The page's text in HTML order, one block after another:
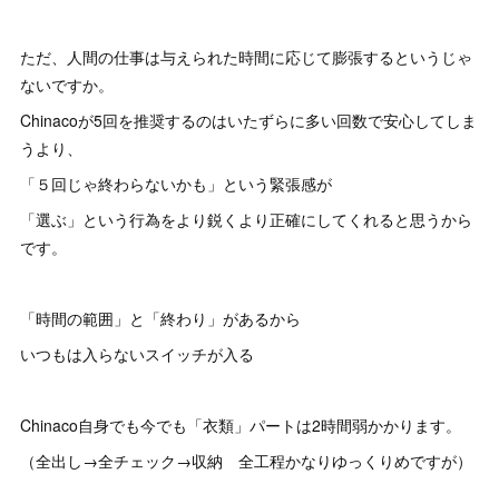
ただ、人間の仕事は与えられた時間に応じて膨張するというじゃ
ないですか。
Chinacoが5回を推奨するのはいたずらに多い回数で安心してしま
うより、
「５回じゃ終わらないかも」という緊張感が
「選ぶ」という行為をより鋭くより正確にしてくれると思うから
です。
「時間の範囲」と「終わり」があるから
いつもは入らないスイッチが入る
Chinaco自身でも今でも「衣類」パートは2時間弱かかります。
（全出し→全チェック→収納 全工程かなりゆっくりめですが）